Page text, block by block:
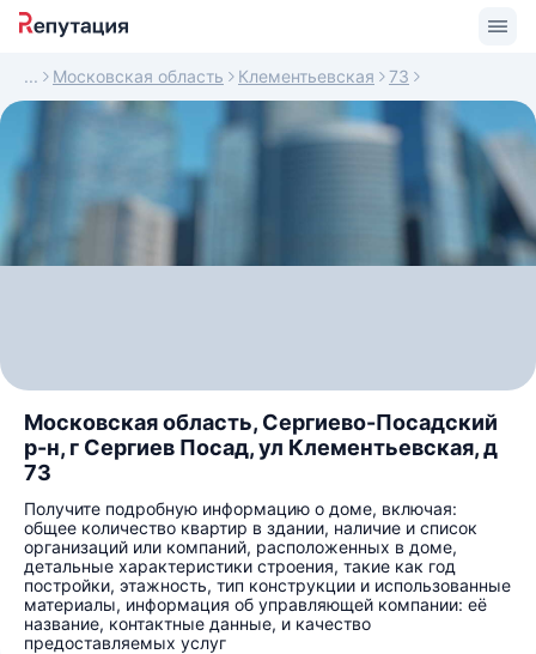
Московская область Клементьевская 73
Московская область, Сергиево-Посадский
р-н, г Сергиев Посад, ул Клементьевская, д
73
Получите подробную информацию о доме, включая:
общее количество квартир в здании, наличие и список
организаций или компаний, расположенных в доме,
детальные характеристики строения, такие как год
постройки, этажность, тип конструкции и использованные
материалы, информация об управляющей компании: её
название, контактные данные, и качество
предоставляемых услуг